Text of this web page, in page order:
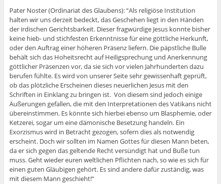
Pater Noster (Ordinariat des Glaubens): “Als religiöse Institution
halten wir uns derzeit bedeckt, das Geschehen liegt in den Händen
der irdischen Gerichtsbarkeit. Dieser fragwürdige Jesus konnte bisher
keine hieb- und stichfesten Erkenntnisse für eine göttliche Herkunft,
oder den Auftrag einer höheren Präsenz liefern. Die päpstliche Bulle
behält sich das Hoheitsrecht auf Heiligsprechung und Anerkennung
göttlicher Präsenzen vor, da sie sich vor vielen Jahrhunderten dazu
berufen fühlte. Es wird von unserer Seite sehr gewissenhaft geprüft,
ob das plötzliche Erscheinen dieses neuerlichen Jesus mit den
Schriften in Einklang zu bringen ist. Von diesem sind jedoch einige
Äußerungen gefallen, die mit den Interpretationen des Vatikans nicht
übereinstimmen. Es könnte sich hierbei ebenso um Blasphemie, oder
Ketzerei, sogar um eine dämonische Besetzung handeln. Ein
Exorzismus wird in Betracht gezogen, sofern dies als notwendig
erscheint. Doch wir sollten im Namen Gottes für diesen Mann beten,
da er sich gegen das geltende Recht versündigt hat und Buße tun
muss. Geht wieder euren weltlichen Pflichten nach, so wie es sich für
einen guten Gläubigen gehört. Es sind andere dafür zuständig, was
mit diesem Mann geschieht!”